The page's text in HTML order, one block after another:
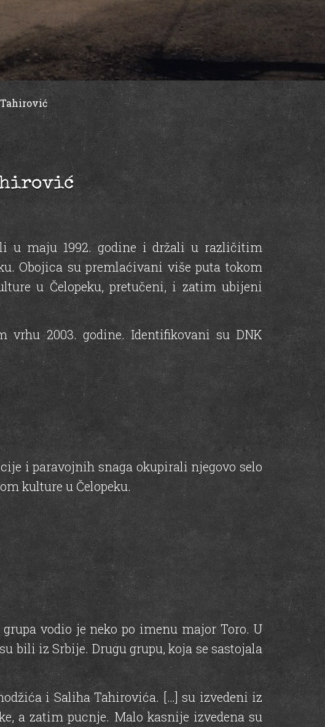
u maju 1992. godine i držali u različitim
Obojica su premlaćivani više puta tokom
u Čelopeku, pretučeni, i zatim ubijeni
2003. godine. Identifikovani su DNK
i paravojnih snaga okupirali njegovo selo
kulture u Čelopeku.
vodio je neko po imenu major Toro. U
bili iz Srbije. Drugu grupu, koja se sastojala
i Saliha Tahirovića. […] su izvedeni iz
a zatim pucnje. Malo kasnije izvedena su